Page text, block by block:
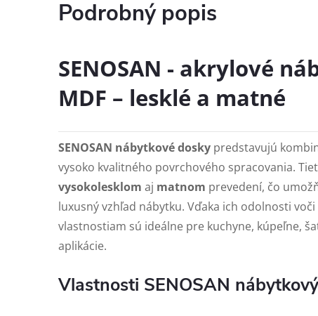
Podrobný popis
SENOSAN - akrylové
MDF – lesklé a matné
SENOSAN nábytkové dosky predstavujú
vysoko kvalitného povrchového spracovania.
vysokolesklom aj matnom prevedení, čo
luxusný vzhľad nábytku. Vďaka ich odolnosti
vlastnostiam sú ideálne pre kuchyne, kúpeľne,
aplikácie.
Vlastnosti SENOSAN